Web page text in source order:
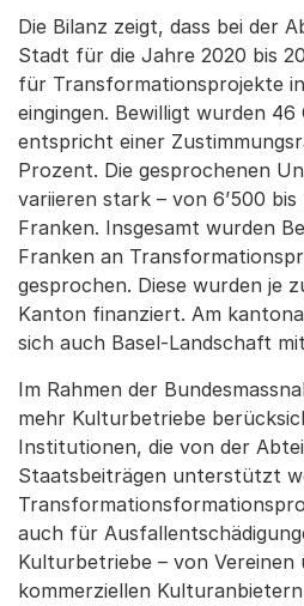
Die Bilanz zeigt, dass bei der
Stadt für die Jahre 2020 bis
für Transformationsprojekte
eingingen. Bewilligt wurden 46
entspricht einer
Prozent. Die gesprochenen
variieren stark – von 6’500 bis
Franken. Insgesamt wurden
Franken an
gesprochen. Diese wurden je
Kanton finanziert. Am
sich auch Basel-Landschaft
Im Rahmen der
mehr Kulturbetriebe
Institutionen, die von der
Staatsbeiträgen unterstützt
auch für
Kulturbetriebe – von Vereinen
kommerziellen